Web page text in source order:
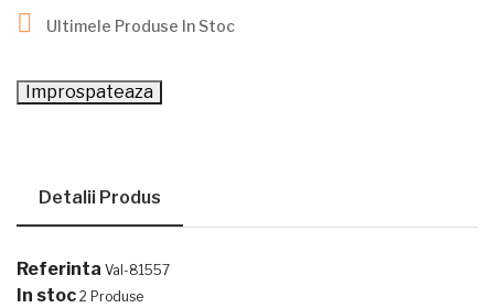
 Ultimele Produse In Stoc
Detalii Produs
Referinta Val-81557
In stoc 2 Produse